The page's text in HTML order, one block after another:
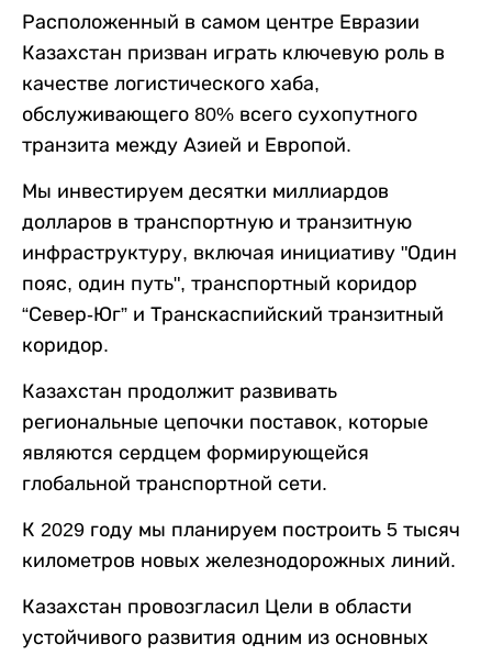
Расположенный в самом центре Евразии
Казахстан призван играть ключевую роль в
качестве логистического хаба,
обслуживающего 80% всего сухопутного
транзита между Азией и Европой.
Мы инвестируем десятки миллиардов
долларов в транспортную и транзитную
инфраструктуру, включая инициативу "Один
пояс, один путь", транспортный коридор
“Север-Юг” и Транскаспийский транзитный
коридор.
Казахстан продолжит развивать
региональные цепочки поставок, которые
являются сердцем формирующейся
глобальной транспортной сети.
К 2029 году мы планируем построить 5 тысяч
километров новых железнодорожных линий.
Казахстан провозгласил Цели в области
устойчивого развития одним из основных